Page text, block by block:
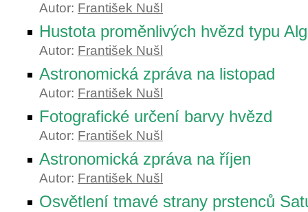
Autor: František Nušl
Hustota proměnlivých hvězd typu
Autor: František Nušl
Astronomická zpráva na listopad
Autor: František Nušl
Fotografické určení barvy hvězd
Autor: František Nušl
Astronomická zpráva na říjen
Autor: František Nušl
Osvětlení tmavé strany prstenců